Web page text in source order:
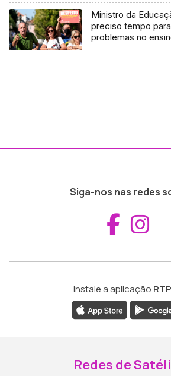
Ministro da
preciso tempo
problemas no
Siga-nos nas redes
Instale a aplicação
Redes de